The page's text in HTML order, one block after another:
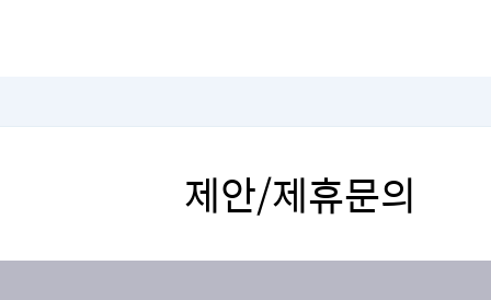
제안/제휴문의